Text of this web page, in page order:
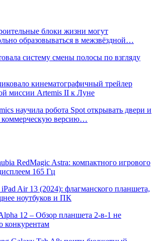
блоки жизни могут
образовываться в межзвёздной…
систему смены полосы по взгляду
кинематографичный трейлер
миссии Artemis II к Луне
научила робота Spot открывать двери и
коммерческую версию…
RedMagic Astra: компактного игрового
165 Гц
Air 13 (2024): флагманского планшета,
ноутбуков и ПК
12 – Обзор планшета 2-в-1 не
конкурентам